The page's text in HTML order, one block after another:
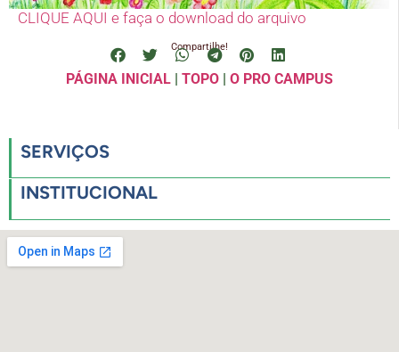
CLIQUE AQUI e faça o download do arquivo
Compartilhe!
PÁGINA INICIAL| TOPO| O PRO CAMPUS
SERVIÇOS
INSTITUCIONAL